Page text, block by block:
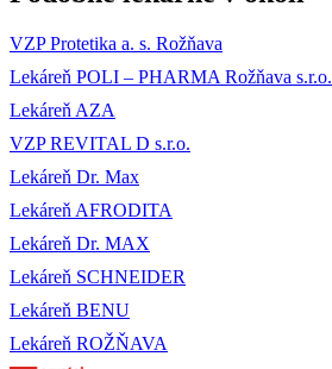
VZP Protetika a. s. Rožňava
Lekáreň POLI – PHARMA Rožňava s.r.o.
Lekáreň AZA
VZP REVITAL D s.r.o.
Lekáreň Dr. Max
Lekáreň AFRODITA
Lekáreň Dr. MAX
Lekáreň SCHNEIDER
Lekáreň BENU
Lekáreň ROŽŇAVA